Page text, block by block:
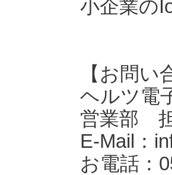
小企業の
【お問い
ヘルツ電
営業部
E-Mail：
お電話：